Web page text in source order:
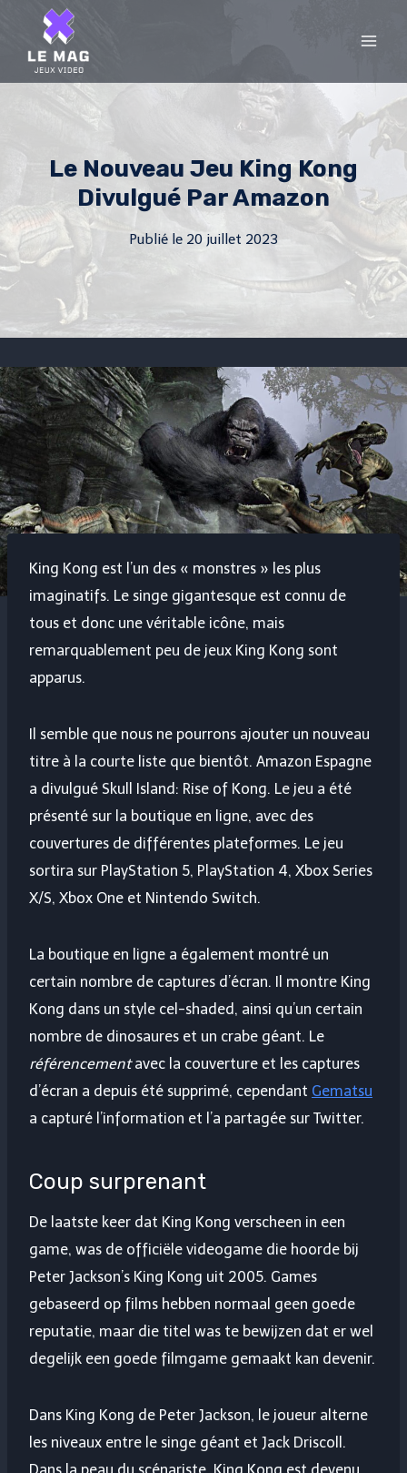
content
Le Nouveau Jeu King Kong
Divulgué Par Amazon
Publié le 20 juillet 2023
King Kong est l’un des « monstres » les plus
imaginatifs. Le singe gigantesque est connu de
tous et donc une véritable icône, mais
remarquablement peu de jeux King Kong sont
apparus.
Il semble que nous ne pourrons ajouter un nouveau
titre à la courte liste que bientôt. Amazon Espagne
a divulgué Skull Island: Rise of Kong. Le jeu a été
présenté sur la boutique en ligne, avec des
couvertures de différentes plateformes. Le jeu
sortira sur PlayStation 5, PlayStation 4, Xbox Series
X/S, Xbox One et Nintendo Switch.
La boutique en ligne a également montré un
certain nombre de captures d’écran. Il montre King
Kong dans un style cel-shaded, ainsi qu’un certain
nombre de dinosaures et un crabe géant. Le
référencementavec la couverture et les captures
d’écran a depuis été supprimé, cependant Gematsu
a capturé l’information et l’a partagée sur Twitter.
Coup surprenant
De laatste keer dat King Kong verscheen in een
game, was de officiële videogame die hoorde bij
Peter Jackson’s King Kong uit 2005. Games
gebaseerd op films hebben normaal geen goede
reputatie, maar die titel was te bewijzen dat er wel
degelijk een goede filmgame gemaakt kan devenir.
Dans King Kong de Peter Jackson, le joueur alterne
les niveaux entre le singe géant et Jack Driscoll.